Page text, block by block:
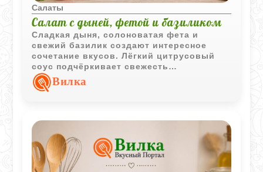
Салаты
Салат с дыней, фетой и базиликом
Сладкая дыня, солоноватая фета и
свежий базилик создают интересное
сочетание вкусов. Лёгкий цитрусовый
соус подчёркивает свежесть
ингредиентов и делает салат отличным
вариантом для тёплого сезона.
Вилка